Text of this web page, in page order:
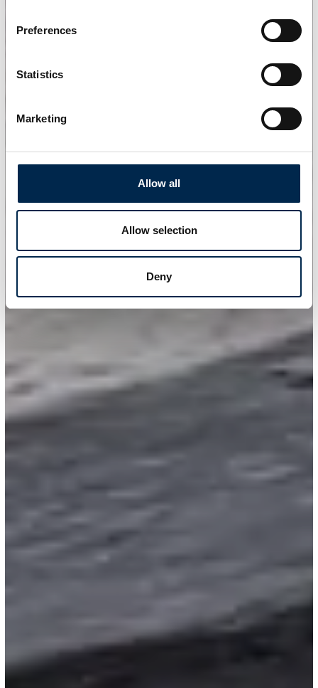
Preferences
Statistics
Marketing
Allow all
Allow selection
Deny